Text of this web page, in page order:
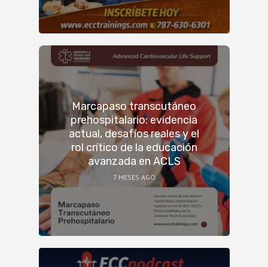
Marcapaso transcutáneo
prehospitalario: evidencia
actual, desafíos reales y el
rol crítico de la educación
avanzada en ACLS
7 MESES AGO